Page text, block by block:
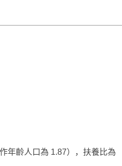
年齡人口為 1.87），扶養比為